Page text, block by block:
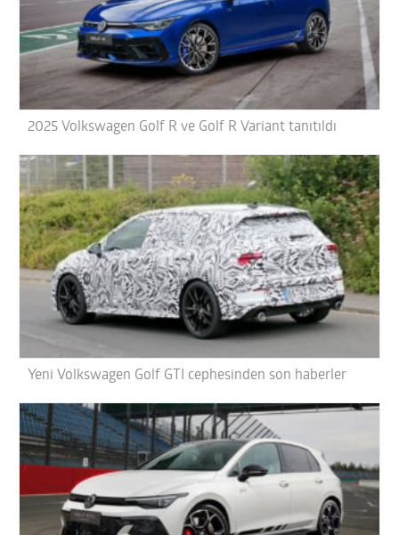
2025 Volkswagen Golf R ve Golf R Variant tanıtıldı
Yeni Volkswagen Golf GTI cephesinden son haberler